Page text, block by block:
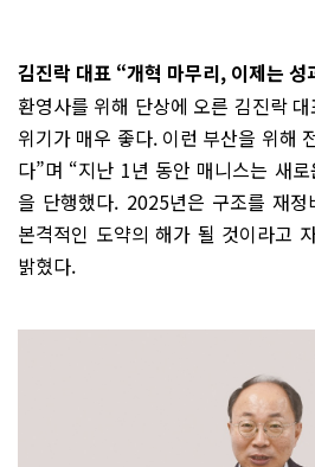
김진락 대표 “개혁 마무리, 이제는 성
환영사를 위해 단상에 오른 김진락
위기가 매우 좋다. 이런 부산을 위해
다”며 “지난 1년 동안 매니스는 새
을 단행했다. 2025년은 구조를 재
본격적인 도약의 해가 될 것이라고
밝혔다.